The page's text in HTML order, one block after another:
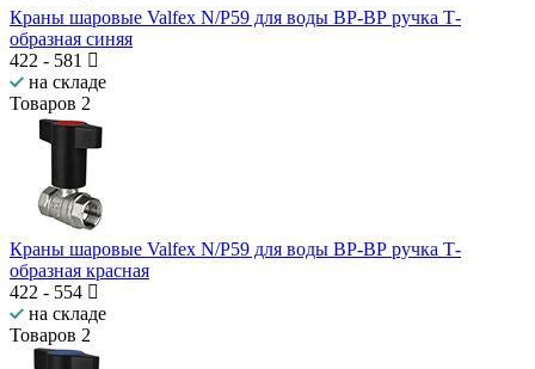
Краны шаровые Valfex N/P59 для воды ВР-ВР ручка Т-
образная синяя
422 - 581
на складе
Товаров 2
Краны шаровые Valfex N/P59 для воды ВР-ВР ручка Т-
образная красная
422 - 554
на складе
Товаров 2